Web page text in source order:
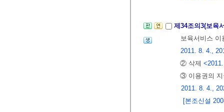
제34조의3(보육
보육서비스 이
2011. 8. 4.,
② 삭제
③ 이용권의 지
2011. 8. 4.,
[본조신설